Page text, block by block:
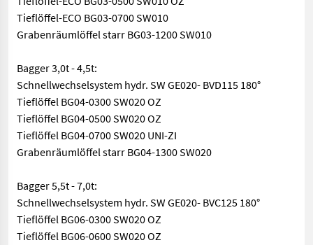
Tieflöffel-ECO BG03-0700 SW010
Grabenräumlöffel starr BG03-1200 SW010
Bagger 3,0t - 4,5t:
Schnellwechselsystem hydr. SW GE020- BVD115 180°
Tieflöffel BG04-0300 SW020 OZ
Tieflöffel BG04-0500 SW020 OZ
Tieflöffel BG04-0700 SW020 UNI-ZI
Grabenräumlöffel starr BG04-1300 SW020
Bagger 5,5t - 7,0t:
Schnellwechselsystem hydr. SW GE020- BVC125 180°
Tieflöffel BG06-0300 SW020 OZ
Tieflöffel BG06-0600 SW020 OZ